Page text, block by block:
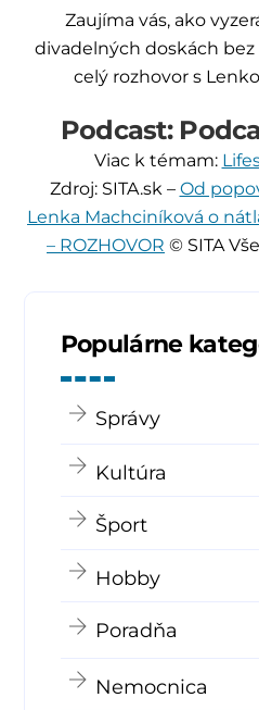
Zaujíma vás, ako
divadelných doskách
celý rozhovor s
Podcast:
Viac k témam:
Zdroj: SITA.sk – Od
Lenka Machciníková o
– ROZHOVOR © SITA
Populárne
Správy
Kultúra
Šport
Hobby
Poradňa
Nemocnica